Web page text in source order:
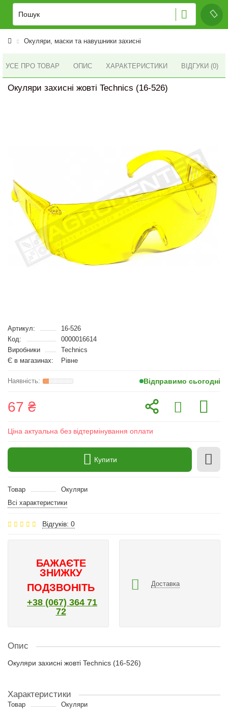
Окуляри, маски та навушники захисні
УСЕ ПРО ТОВАР ОПИС ХАРАКТЕРИСТИКИ ВІДГУКИ (0)
Окуляри захисні жовті Technics (16-526)
Артикул:
16-526
Код:
0000016614
Виробники
Technics
Є в магазинах:
Рівне
Відправимо сьогодні
67 ₴
Ціна актуальна без відтермінування оплати
Купити
Товар
Окуляри
Всі характеристики
Відгуків: 0
БАЖАЄТЕ
ЗНИЖКУ
ПОДЗВОНІТЬ
+38 (067) 364 71
72
Доставка
Опис
Окуляри захисні жовті Technics (16-526)
Характеристики
Товар Окуляри